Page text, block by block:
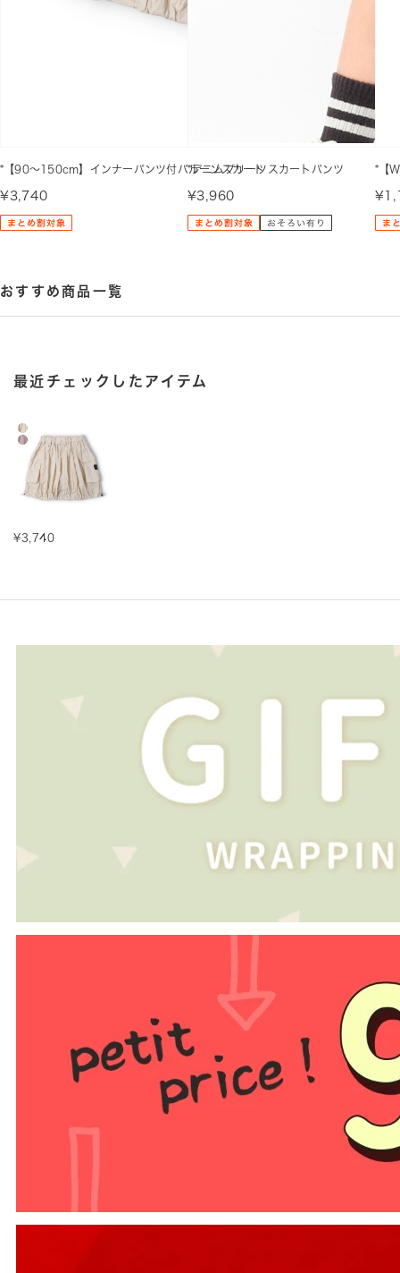
*【90～150cm】インナーパンツ付バルーンスカート
¥3,740
*デニムプリーツスカートパンツ
¥3,960
*【
おすすめ商品一覧
最近チェックしたアイテム
¥3,740